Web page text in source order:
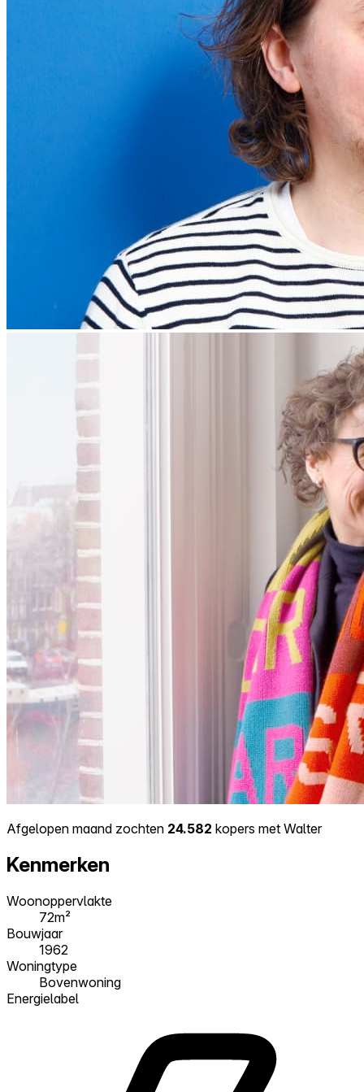
Afgelopen maand zochten 24.582 kopers met Walter
Kenmerken
Woonoppervlakte
72m²
Bouwjaar
1962
Woningtype
Bovenwoning
Energielabel